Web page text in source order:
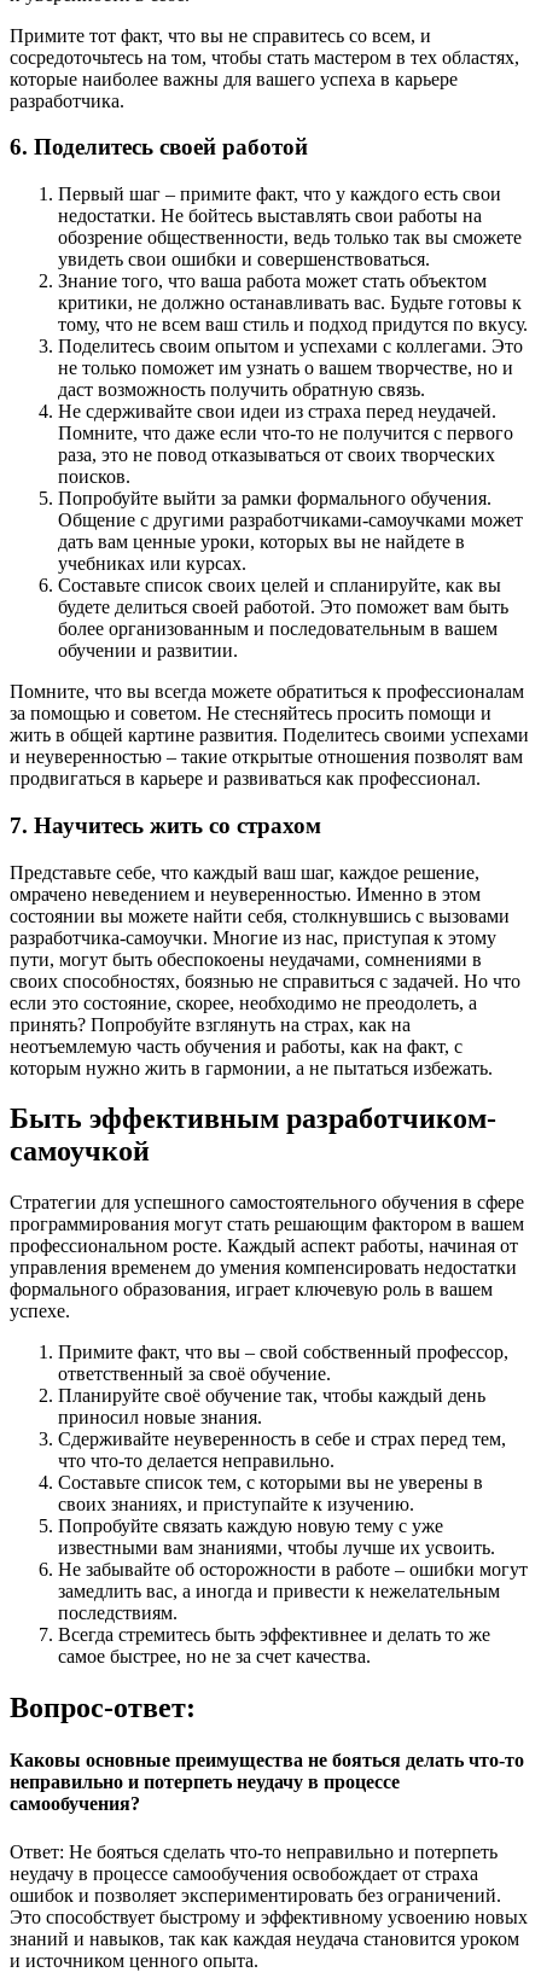
Примите тот факт, что вы не справитесь со всем, и
сосредоточьтесь на том, чтобы стать мастером в тех областях,
которые наиболее важны для вашего успеха в карьере
разработчика.
6. Поделитесь своей работой
Первый шаг – примите факт, что у каждого есть свои
недостатки. Не бойтесь выставлять свои работы на
обозрение общественности, ведь только так вы сможете
увидеть свои ошибки и совершенствоваться.
Знание того, что ваша работа может стать объектом
критики, не должно останавливать вас. Будьте готовы к
тому, что не всем ваш стиль и подход придутся по вкусу.
Поделитесь своим опытом и успехами с коллегами. Это
не только поможет им узнать о вашем творчестве, но и
даст возможность получить обратную связь.
Не сдерживайте свои идеи из страха перед неудачей.
Помните, что даже если что-то не получится с первого
раза, это не повод отказываться от своих творческих
поисков.
Попробуйте выйти за рамки формального обучения.
Общение с другими разработчиками-самоучками может
дать вам ценные уроки, которых вы не найдете в
учебниках или курсах.
Составьте список своих целей и спланируйте, как вы
будете делиться своей работой. Это поможет вам быть
более организованным и последовательным в вашем
обучении и развитии.
Помните, что вы всегда можете обратиться к профессионалам
за помощью и советом. Не стесняйтесь просить помощи и
жить в общей картине развития. Поделитесь своими успехами
и неуверенностью – такие открытые отношения позволят вам
продвигаться в карьере и развиваться как профессионал.
7. Научитесь жить со страхом
Представьте себе, что каждый ваш шаг, каждое решение,
омрачено неведением и неуверенностью. Именно в этом
состоянии вы можете найти себя, столкнувшись с вызовами
разработчика-самоучки. Многие из нас, приступая к этому
пути, могут быть обеспокоены неудачами, сомнениями в
своих способностях, боязнью не справиться с задачей. Но что
если это состояние, скорее, необходимо не преодолеть, а
принять? Попробуйте взглянуть на страх, как на
неотъемлемую часть обучения и работы, как на факт, с
которым нужно жить в гармонии, а не пытаться избежать.
Быть эффективным разработчиком-
самоучкой
Стратегии для успешного самостоятельного обучения в сфере
программирования могут стать решающим фактором в вашем
профессиональном росте. Каждый аспект работы, начиная от
управления временем до умения компенсировать недостатки
формального образования, играет ключевую роль в вашем
успехе.
Примите факт, что вы – свой собственный профессор,
ответственный за своё обучение.
Планируйте своё обучение так, чтобы каждый день
приносил новые знания.
Сдерживайте неуверенность в себе и страх перед тем,
что что-то делается неправильно.
Составьте список тем, с которыми вы не уверены в
своих знаниях, и приступайте к изучению.
Попробуйте связать каждую новую тему с уже
известными вам знаниями, чтобы лучше их усвоить.
Не забывайте об осторожности в работе – ошибки могут
замедлить вас, а иногда и привести к нежелательным
последствиям.
Всегда стремитесь быть эффективнее и делать то же
самое быстрее, но не за счет качества.
Вопрос-ответ:
Каковы основные преимущества не бояться делать что-то
неправильно и потерпеть неудачу в процессе
самообучения?
Ответ: Не бояться сделать что-то неправильно и потерпеть
неудачу в процессе самообучения освобождает от страха
ошибок и позволяет экспериментировать без ограничений.
Это способствует быстрому и эффективному усвоению новых
знаний и навыков, так как каждая неудача становится уроком
и источником ценного опыта.